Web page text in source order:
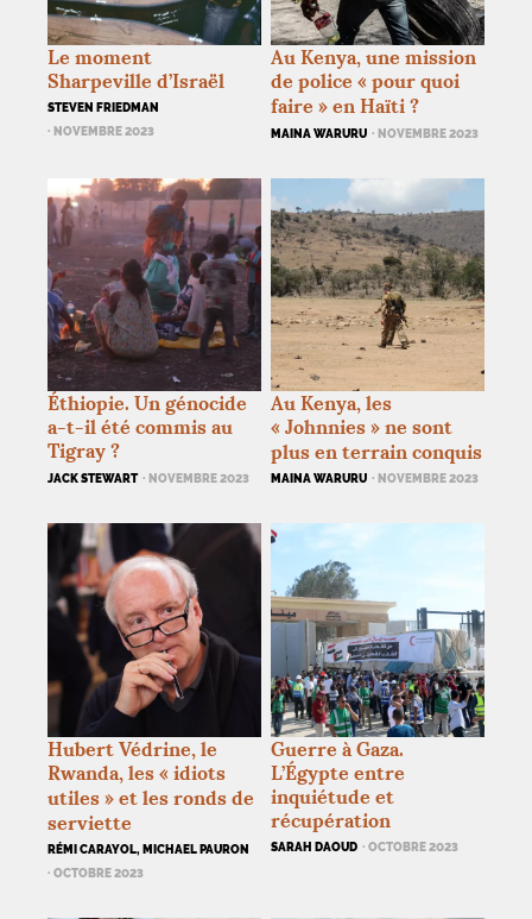
Le moment
Sharpeville d’Israël
STEVEN FRIEDMAN
· NOVEMBRE 2023
Au Kenya, une mission
de police « pour quoi
faire » en Haïti ?
MAINA WARURU · NOVEMBRE 2023
Éthiopie. Un génocide
a-t-il été commis au
Tigray ?
JACK STEWART · NOVEMBRE 2023
Au Kenya, les
« Johnnies » ne sont
plus en terrain conquis
MAINA WARURU · NOVEMBRE 2023
Hubert Védrine, le
Rwanda, les « idiots
utiles » et les ronds de
serviette
RÉMI CARAYOL, MICHAEL PAURON
· OCTOBRE 2023
Guerre à Gaza.
L’Égypte entre
inquiétude et
récupération
SARAH DAOUD · OCTOBRE 2023